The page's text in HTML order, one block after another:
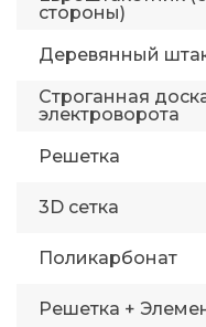
стороны)
Деревянный
Строганная
электроворота
Решетка
3D сетка
Поликарбонат
Решетка +